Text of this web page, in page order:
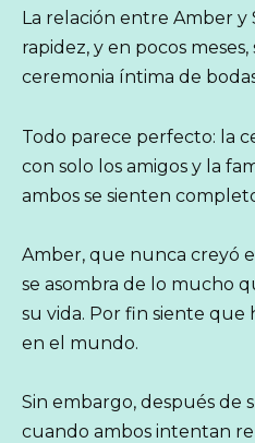
La relación entre Amber y
rapidez, y en pocos
ceremonia íntima de
Todo parece perfecto: la
con solo los amigos y la
ambos se sienten
Amber, que nunca creyó
se asombra de lo mucho
su vida. Por fin siente
en el mundo.
Sin embargo, después de
cuando ambos intentan